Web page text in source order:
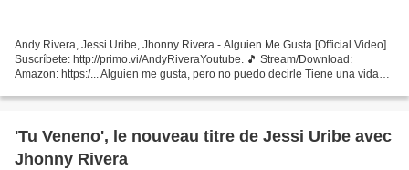
Andy Rivera, Jessi Uribe, Jhonny Rivera - Alguien Me Gusta [Official Video]
Suscríbete: http://primo.vi/AndyRiveraYoutube. 🎵 Stream/Download:
Amazon: https:/... Alguien me gusta, pero no puedo decirle Tiene una vida
'Tu Veneno', le nouveau titre de Jessi Uribe avec
Jhonny Rivera